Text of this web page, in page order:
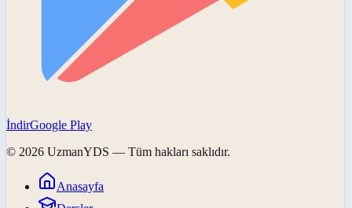
İndirGoogle Play
© 2026 UzmanYDS — Tüm hakları saklıdır.
Anasayfa